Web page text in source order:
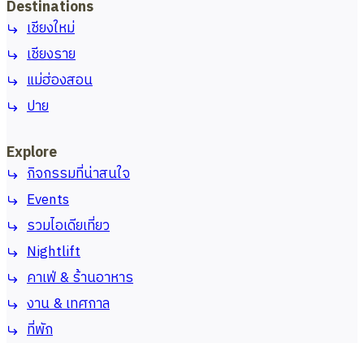
Destinations
เชียงใหม่
เชียงราย
แม่ฮ่องสอน
ปาย
Explore
กิจกรรมที่น่าสนใจ
Events
รวมไอเดียเที่ยว
Nightlift
คาเฟ่ & ร้านอาหาร
งาน & เทศกาล
ที่พัก